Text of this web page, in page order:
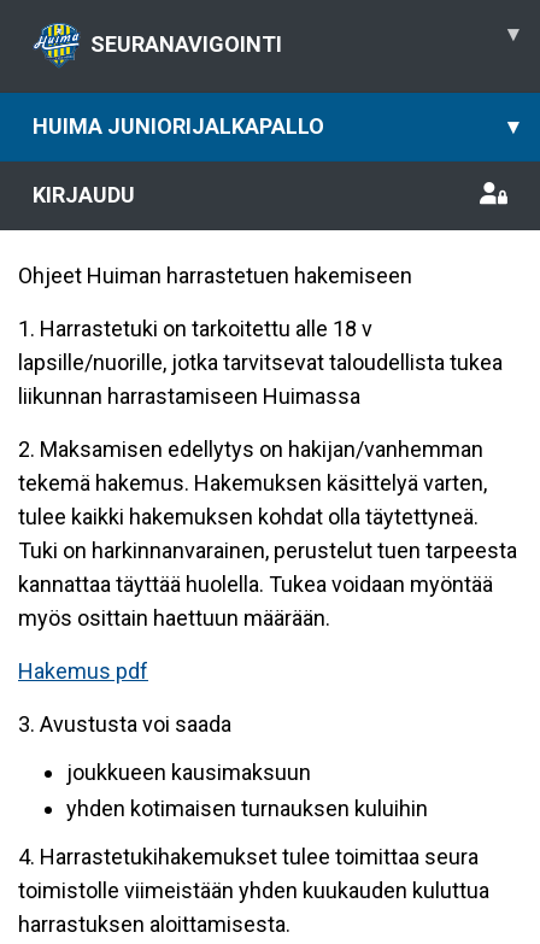
SEURANAVIGOINTI ▾
HUIMA JUNIORIJALKAPALLO ▾
KIRJAUDU
Ohjeet Huiman harrastetuen hakemiseen
1. Harrastetuki on tarkoitettu alle 18 v
lapsille/nuorille, jotka tarvitsevat taloudellista tukea
liikunnan harrastamiseen Huimassa
2. Maksamisen edellytys on hakijan/vanhemman
tekemä hakemus. Hakemuksen käsittelyä varten,
tulee kaikki hakemuksen kohdat olla täytettyneä.
Tuki on harkinnanvarainen, perustelut tuen tarpeesta
kannattaa täyttää huolella. Tukea voidaan myöntää
myös osittain haettuun määrään.
Hakemus pdf
3. Avustusta voi saada
joukkueen kausimaksuun
yhden kotimaisen turnauksen kuluihin
4. Harrastetukihakemukset tulee toimittaa seura
toimistolle viimeistään yhden kuukauden kuluttua
harrastuksen aloittamisesta.